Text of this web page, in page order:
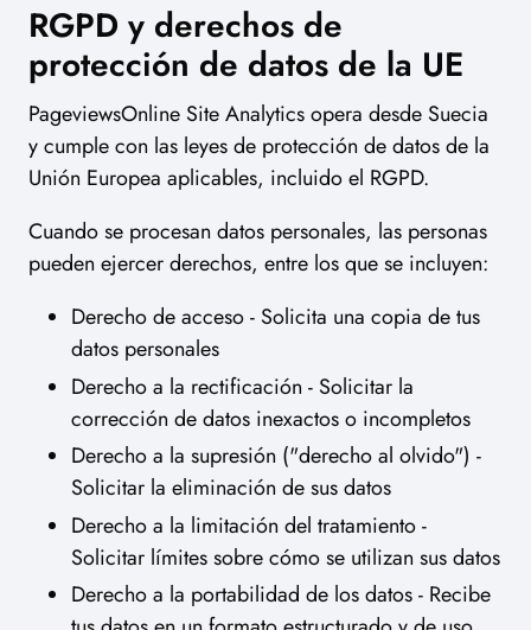
RGPD y derechos de
protección de datos de la UE
PageviewsOnline Site Analytics opera desde Suecia
y cumple con las leyes de protección de datos de la
Unión Europea aplicables, incluido el RGPD.
Cuando se procesan datos personales, las personas
pueden ejercer derechos, entre los que se incluyen:
Derecho de acceso - Solicita una copia de tus
datos personales
Derecho a la rectificación - Solicitar la
corrección de datos inexactos o incompletos
Derecho a la supresión ("derecho al olvido") -
Solicitar la eliminación de sus datos
Derecho a la limitación del tratamiento -
Solicitar límites sobre cómo se utilizan sus datos
Derecho a la portabilidad de los datos - Recibe